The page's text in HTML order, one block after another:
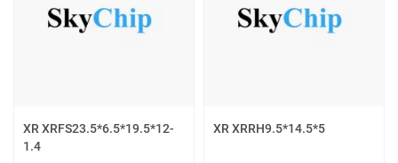
XR XRFS23.5*6.5*19.5*12-
1.4
XR XRRH9.5*14.5*5